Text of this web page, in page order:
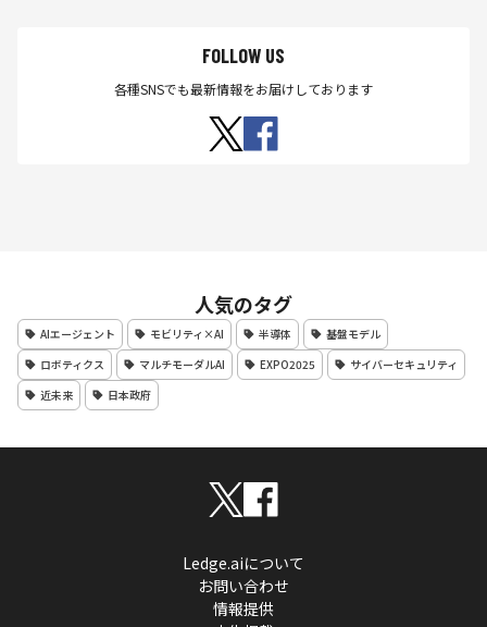
FOLLOW US
各種SNSでも最新情報をお届けしております
人気のタグ
AIエージェント モビリティ×AI 半導体
基盤モデル
ロボティクス
マルチモーダルAI EXPO2025
サイバーセキュリティ
近未来
日本政府
Ledge.aiについて
お問い合わせ
情報提供